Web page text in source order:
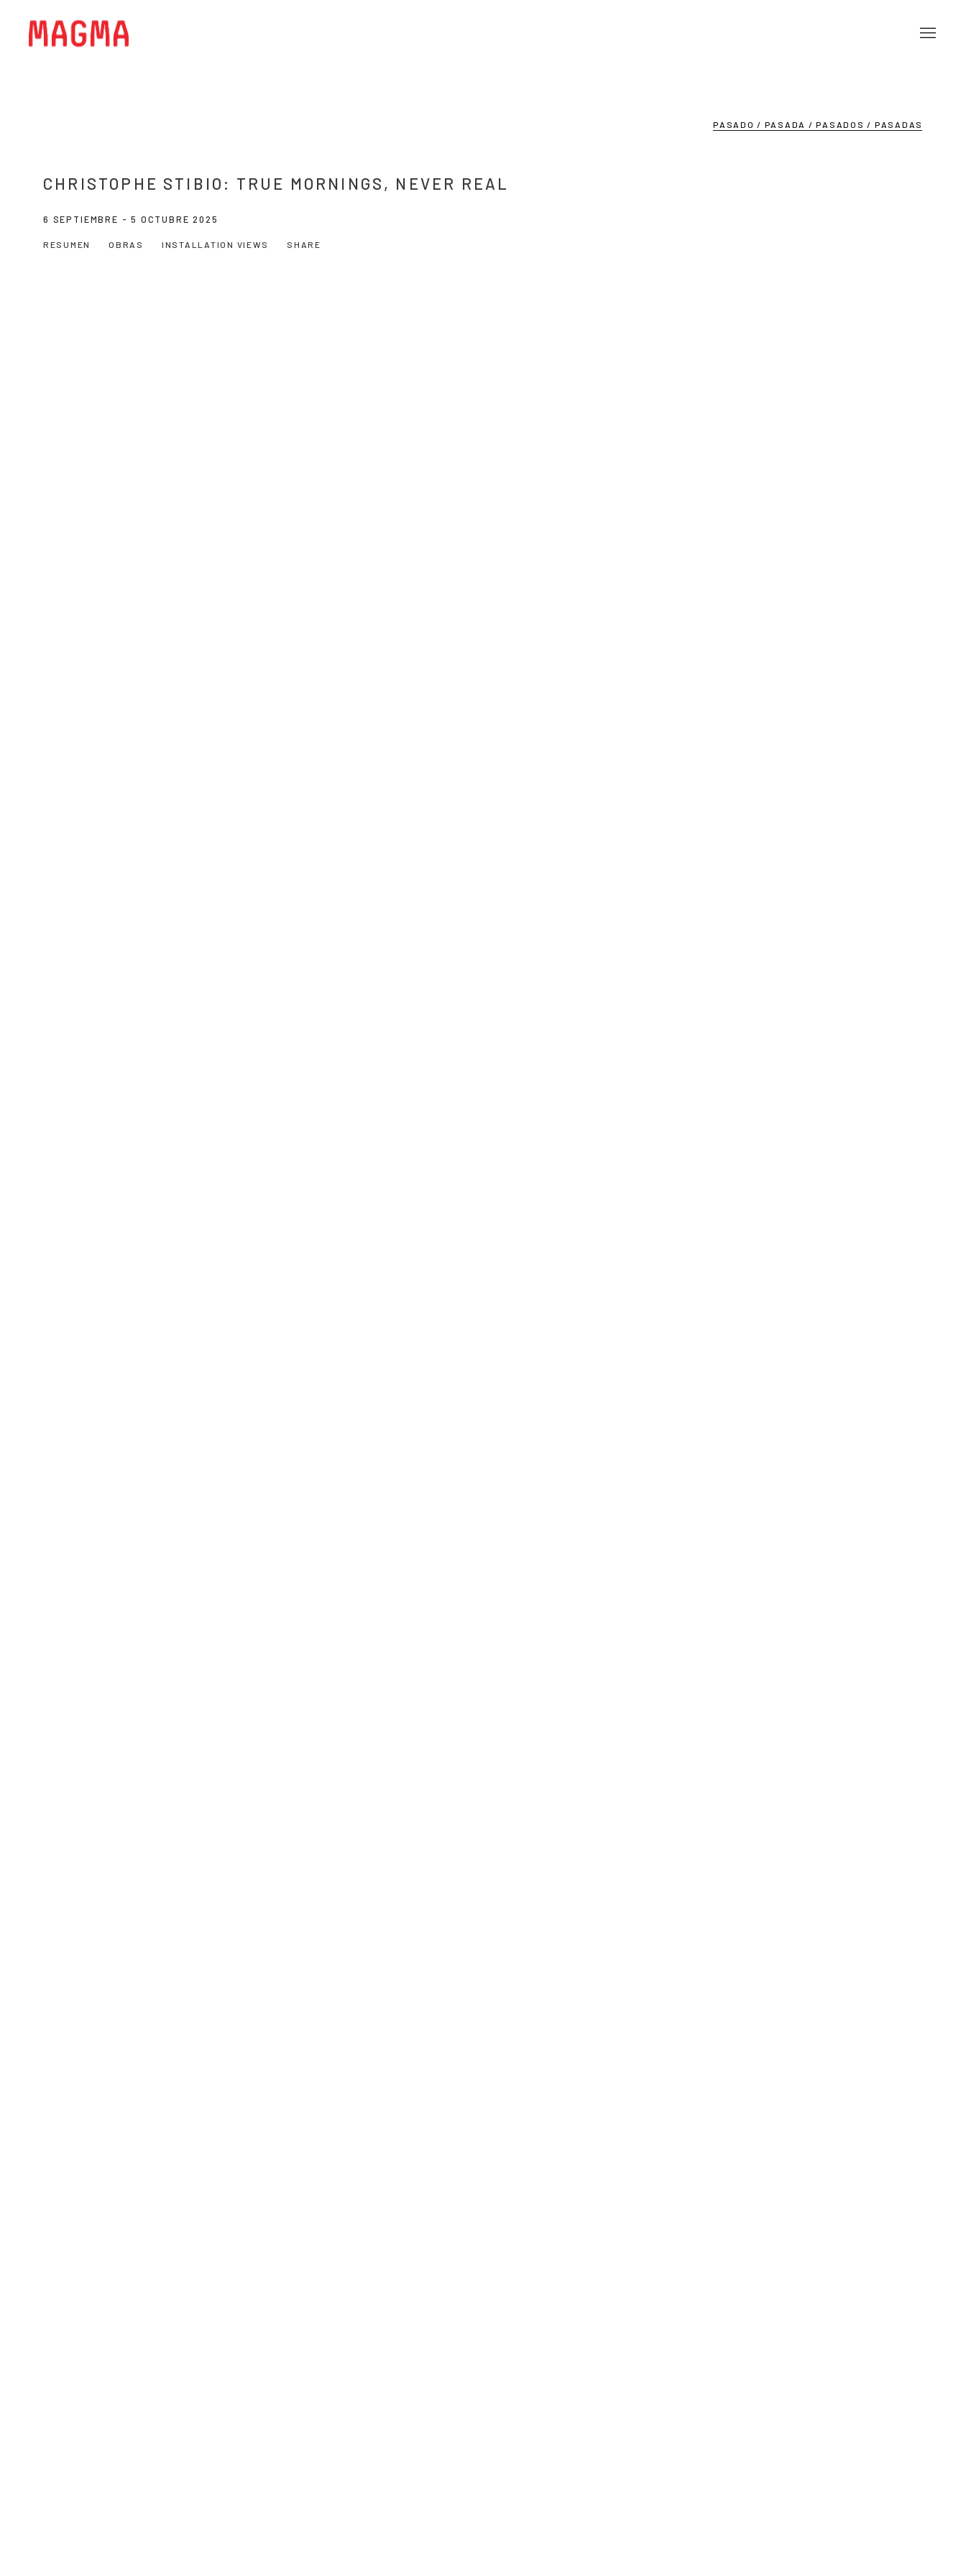
PASADO / PASADA / PASADOS / PASADAS
CHRISTOPHE STIBIO: TRUE MORNINGS, NEVER REAL
6 SEPTIEMBRE - 5 OCTUBRE 2025
RESUMEN OBRAS INSTALLATION VIEWS SHARE